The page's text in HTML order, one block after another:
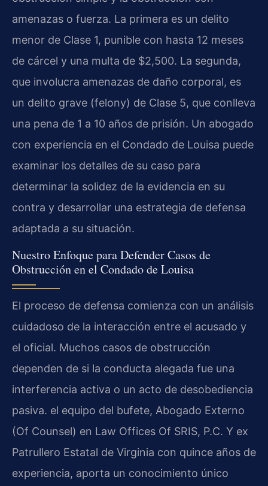
amenazas o fuerza. La primera es un delito
menor de Clase 1, punible con hasta 12 meses
de cárcel y una multa de $2,500. La segunda,
que involucra amenazas de daño corporal, es
un delito grave (felony) de Clase 5, que conlleva
una pena de 1 a 10 años de prisión. Un abogado
con experiencia en el Condado de Louisa puede
examinar los detalles de su caso para
determinar la solidez de la evidencia en su
contra y desarrollar una estrategia de defensa
adaptada a su situación.
Nuestro Enfoque para Defender Casos de
Obstrucción en el Condado de Louisa
El proceso de defensa comienza con un análisis
cuidadoso de la interacción entre el acusado y
el oficial. Muchos casos de obstrucción
dependen de si la conducta alegada fue una
interferencia activa o un acto de desobediencia
pasiva. el equipo del bufete, Abogado Externo
(Of Counsel) en Law Offices Of SRIS, P.C. Y ex
Patrullero Estatal de Virginia con quince años de
experiencia, aporta un conocimiento único